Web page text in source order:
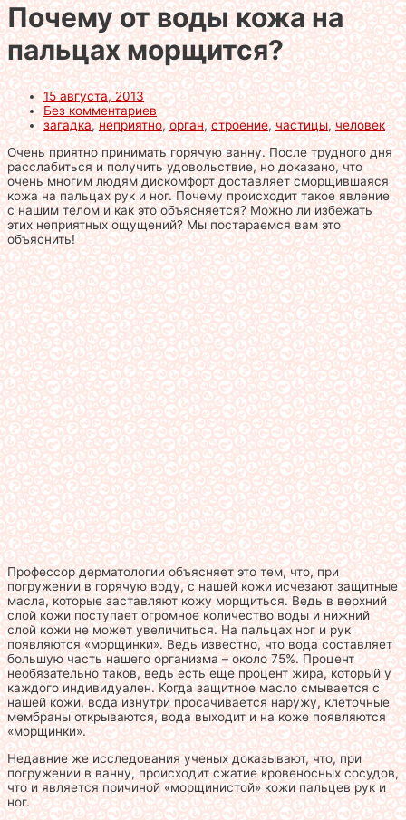
Почему от воды кожа на
пальцах морщится?
15 августа, 2013
Без комментариев
загадка,неприятно,орган,строение,частицы,человек
Очень приятно принимать горячую ванну. После трудного дня
расслабиться и получить удовольствие, но доказано, что
очень многим людям дискомфорт доставляет сморщившаяся
кожа на пальцах рук и ног. Почему происходит такое явление
с нашим телом и как это объясняется? Можно ли избежать
этих неприятных ощущений? Мы постараемся вам это
объяснить!
Профессор дерматологии объясняет это тем, что, при
погружении в горячую воду, с нашей кожи исчезают защитные
масла, которые заставляют кожу морщиться. Ведь в верхний
слой кожи поступает огромное количество воды и нижний
слой кожи не может увеличиться. На пальцах ног и рук
появляются «морщинки». Ведь известно, что вода составляет
большую часть нашего организма – около 75%. Процент
необязательно таков, ведь есть еще процент жира, который у
каждого индивидуален. Когда защитное масло смывается с
нашей кожи, вода изнутри просачивается наружу, клеточные
мембраны открываются, вода выходит и на коже появляются
«морщинки».
Недавние же исследования ученых доказывают, что, при
погружении в ванну, происходит сжатие кровеносных сосудов,
что и является причиной «морщинистой» кожи пальцев рук и
ног.